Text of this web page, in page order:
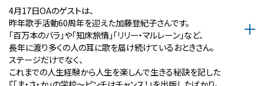
4月17日OAのゲストは、
昨年歌手活動60周年を迎えた加藤登紀子さんです。
「百万本のバラ」や「知床旅情」「リリー・マルレーン」など、
長年に渡り多くの人の耳に歌を届け続けているおときさん。
ステージだけでなく、
これまでの人生経験から人生を楽しんで生きる秘訣を記した